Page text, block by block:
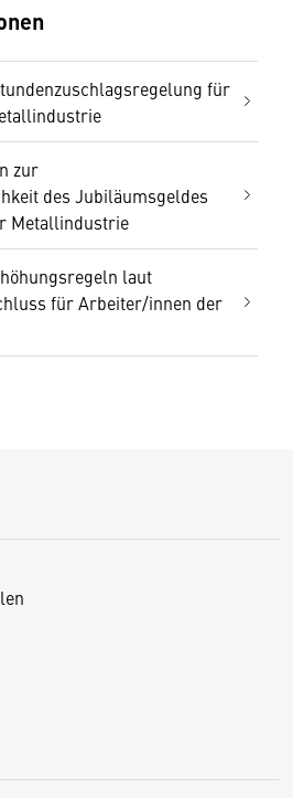
für
zur
des Jubiläumsgeldes
Metallindustrie
laut
für Arbeiter/innen der